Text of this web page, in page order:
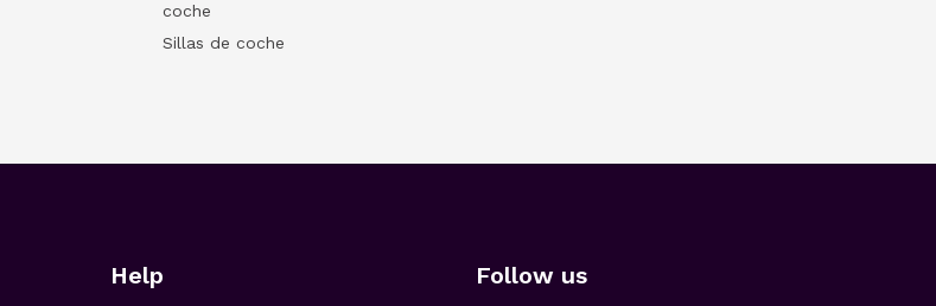
coche
Sillas de coche
Help Follow us